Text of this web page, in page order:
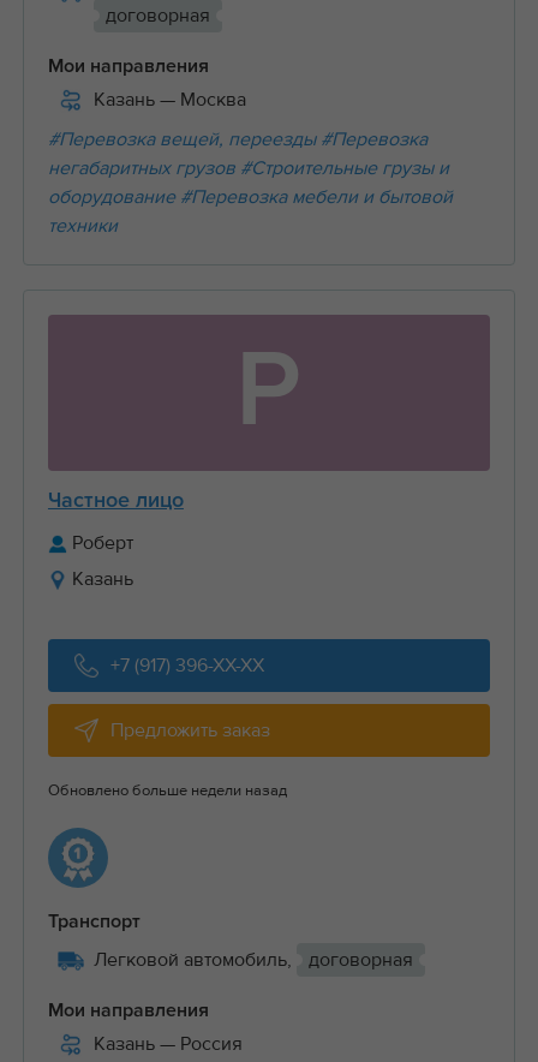
договорная
Мои направления
Казань — Москва
#Перевозка вещей, переезды #Перевозка
негабаритных грузов #Строительные грузы и
оборудование #Перевозка мебели и бытовой
техники
Р
Частное лицо
Роберт
Казань
+7 (917) 396-XX-XX
Предложить заказ
Обновлено больше недели назад
Транспорт
Легковой автомобиль, договорная
Мои направления
Казань — Россия